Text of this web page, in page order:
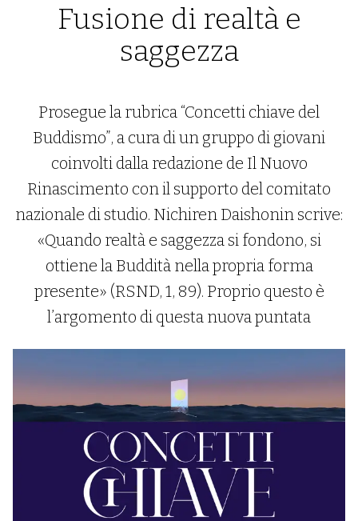
Fusione di realtà e
saggezza
Prosegue la rubrica “Concetti chiave del
Buddismo”, a cura di un gruppo di giovani
coinvolti dalla redazione de Il Nuovo
Rinascimento con il supporto del comitato
nazionale di studio. Nichiren Daishonin scrive:
«Quando realtà e saggezza si fondono, si
ottiene la Buddità nella propria forma
presente» (RSND, 1, 89). Proprio questo è
l’argomento di questa nuova puntata